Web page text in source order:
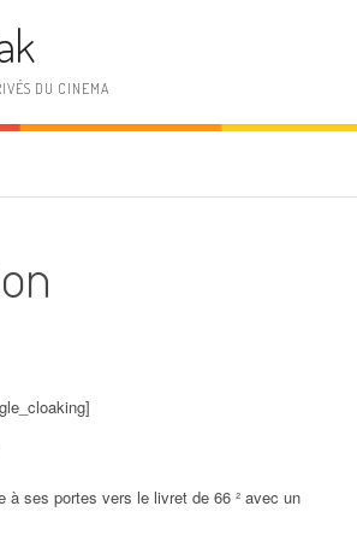
DU CINEMA
à ses portes vers le livret de 66 ² avec un